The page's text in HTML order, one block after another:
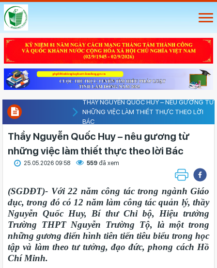
THẦY NGUYỄN QUỐC HUY – NÊU GƯƠNG TỪ
NHỮNG VIỆC LÀM THIẾT THỰC THEO LỜI
BÁC
Thầy Nguyễn Quốc Huy – nêu gương từ
những việc làm thiết thực theo lời Bác
25.05.2026 09:58 559 đã xem
(SGDĐT)- Với 22 năm công tác trong ngành Giáo
dục, trong đó có 12 năm làm công tác quản lý, thầy
Nguyễn Quốc Huy, Bí thư Chi bộ, Hiệu trưởng
Trường THPT Nguyễn Trường Tộ, là một trong
những gương điển hình tiên tiến tiêu biểu trong học
tập và làm theo tư tưởng, đạo đức, phong cách Hồ
Chí Minh.